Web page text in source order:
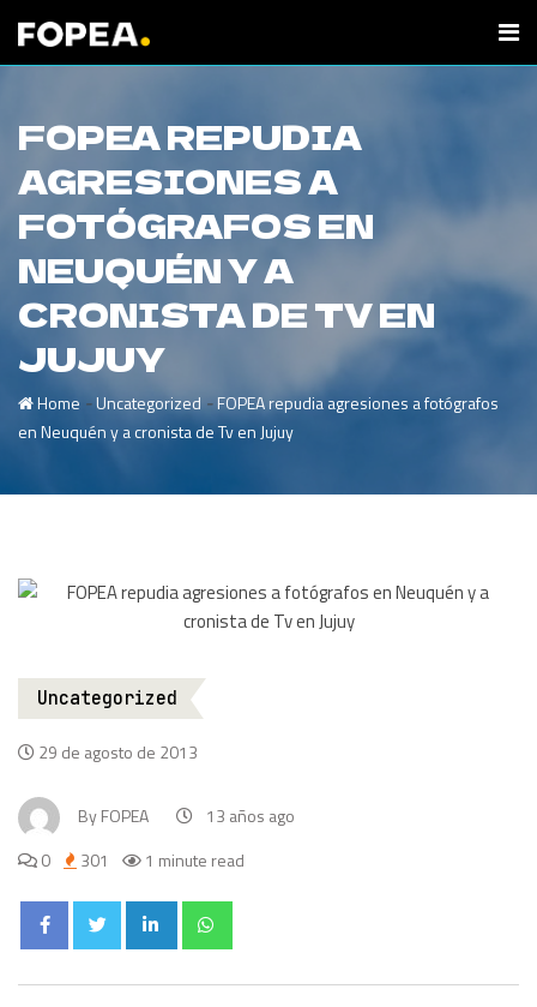
FOPEA REPUDIA
AGRESIONES A
FOTÓGRAFOS EN
NEUQUÉN Y A
CRONISTA DE TV EN
JUJUY
Home -Uncategorized-FOPEA repudia agresiones a fotógrafos
en Neuquén y a cronista de Tv en Jujuy
Uncategorized
29 de agosto de 2013
ByFOPEA
13 años ago
0
301 1 minute read